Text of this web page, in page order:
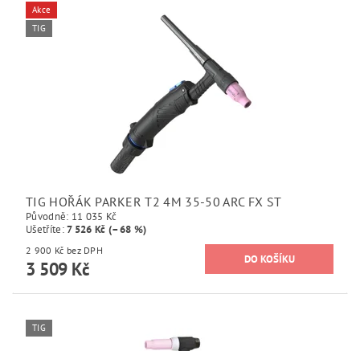
Akce
TIG
TIG HOŘÁK PARKER T2 4M 35-50 ARC FX ST
Původně: 11 035 Kč
Ušetříte:7 526 Kč (–68 %)
2 900 Kč bez DPH
3 509 Kč
TIG